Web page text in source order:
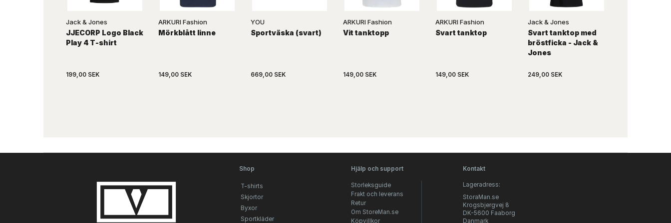
Jack & Jones
JJECORP Logo Black
Play 4 T-shirt
199,00 SEK
ARKURI Fashion
Mörkblått linne
149,00 SEK
YOU
Sportväska (svart)
669,00 SEK
ARKURI Fashion
Vit tanktopp
149,00 SEK
ARKURI Fashion
Svart tanktop
149,00 SEK
Jack & Jones
Svart tanktop med
bröstficka - Jack &
Jones
249,00 SEK
Shop
T-shirts
Skjortor
Byxor
Sportkläder
Hjälp och support
Storleksguide
Frakt och leverans
Retur
Om StoreMan.se
Köpvillkor
Kontakt
Lageradress:
StoraMan.se
Krogsbjergvej 8
DK-5600 Faaborg
Danmark